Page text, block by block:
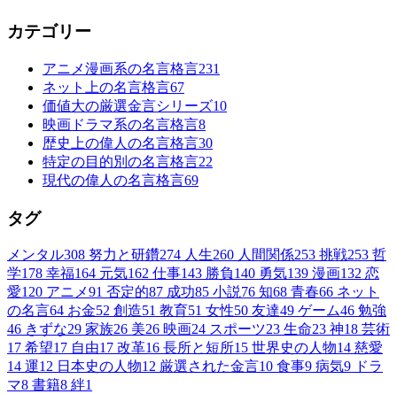
カテゴリー
アニメ漫画系の名言格言231
ネット上の名言格言67
価値大の厳選金言シリーズ10
映画ドラマ系の名言格言8
歴史上の偉人の名言格言30
特定の目的別の名言格言22
現代の偉人の名言格言69
タグ
メンタル308 努力と研鑽274 人生260 人間関係253 挑戦253 哲
学178 幸福164 元気162 仕事143 勝負140 勇気139 漫画132 恋
愛120 アニメ91 否定的87 成功85 小説76 知68 青春66 ネット
の名言64 お金52 創造51 教育51 女性50 友達49 ゲーム46 勉強
46 きずな29 家族26 美26 映画24 スポーツ23 生命23 神18 芸術
17 希望17 自由17 改革16 長所と短所15 世界史の人物14 慈愛
14 運12 日本史の人物12 厳選された金言10 食事9 病気9 ドラ
マ8 書籍8 絆1